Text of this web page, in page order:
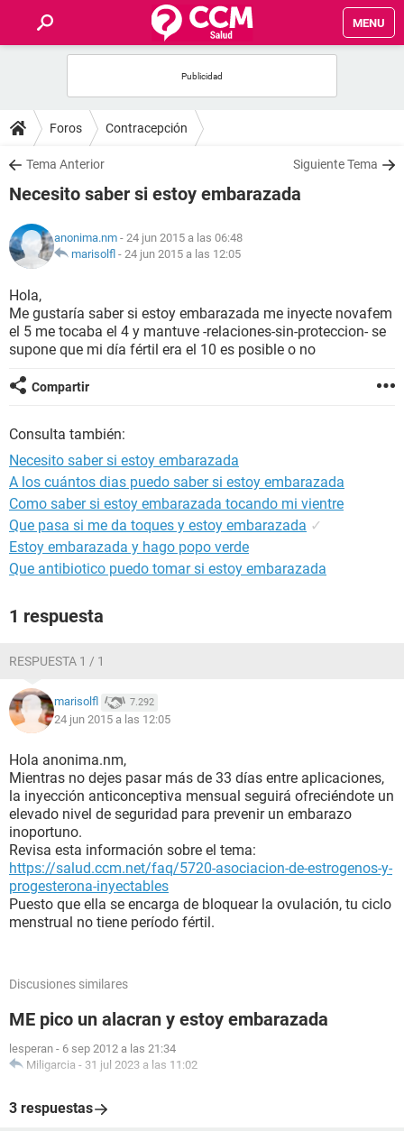
MENU
FOROS
SALUD
NUTRICIÓN
BIENESTAR
SEXUALIDAD
GLOSARIO
Foros Contracepción
Tema Anterior Siguiente Tema
Necesito saber si estoy embarazada
anonima.nm - 24 jun 2015 a las 06:48
marisolfl - 24 jun 2015 a las 12:05
Hola,
Me gustaría saber si estoy embarazada me inyecte novafem
el 5 me tocaba el 4 y mantuve -relaciones-sin-proteccion- se
supone que mi día fértil era el 10 es posible o no
Compartir
Consulta también:
Necesito saber si estoy embarazada
A los cuántos dias puedo saber si estoy embarazada
Como saber si estoy embarazada tocando mi vientre
Que pasa si me da toques y estoy embarazada ✓
Estoy embarazada y hago popo verde
Que antibiotico puedo tomar si estoy embarazada
1 respuesta
RESPUESTA 1 / 1
marisolfl 7.292
24 jun 2015 a las 12:05
Hola anonima.nm,
Mientras no dejes pasar más de 33 días entre aplicaciones,
la inyección anticonceptiva mensual seguirá ofreciéndote un
elevado nivel de seguridad para prevenir un embarazo
inoportuno.
Revisa esta información sobre el tema:
https://salud.ccm.net/faq/5720-asociacion-de-estrogenos-y-
progesterona-inyectables
Puesto que ella se encarga de bloquear la ovulación, tu ciclo
menstrual no tiene período fértil.
Discusiones similares
ME pico un alacran y estoy embarazada
lesperan - 6 sep 2012 a las 21:34
Miligarcia - 31 jul 2023 a las 11:02
3 respuestas